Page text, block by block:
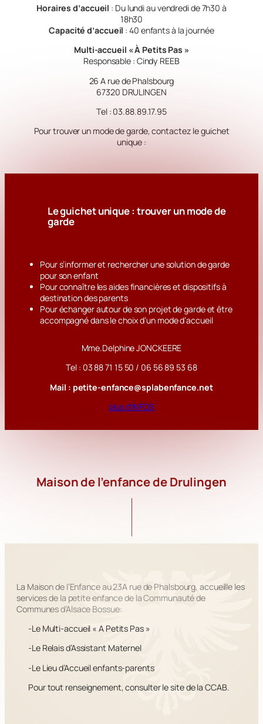
Horaires d’accueil : Du lundi au vendredi de 7h30 à
18h30
Capacité d’accueil : 40 enfants à la journée
Multi-accueil « À Petits Pas »
Responsable : Cindy REEB
26 A rue de Phalsbourg
67320 DRULINGEN
Tel : 03.88.89.17.95
Pour trouver un mode de garde, contactez le guichet
unique :
Le guichet unique : trouver un mode de
garde
Pour s’informer et rechercher une solution de garde
pour son enfant
Pour connaître les aides financières et dispositifs à
destination des parents
Pour échanger autour de son projet de garde et être
accompagné dans le choix d’un mode d’accueil
Mme.Delphine JONCKEERE
Tel : 03 88 71 15 50 / 06 56 89 53 68
Mail : petite-enfance@splabenfance.net
plus d’INFOS
Maison de l’enfance de Drulingen
La Maison de l’Enfance au 23A rue de Phalsbourg, accueille les
services de la petite enfance de la Communauté de
Communes d’Alsace Bossue:
-Le Multi-accueil « A Petits Pas »
-Le Relais d’Assistant Maternel
-Le Lieu d’Accueil enfants-parents
Pour tout renseignement, consulter le site de la CCAB.